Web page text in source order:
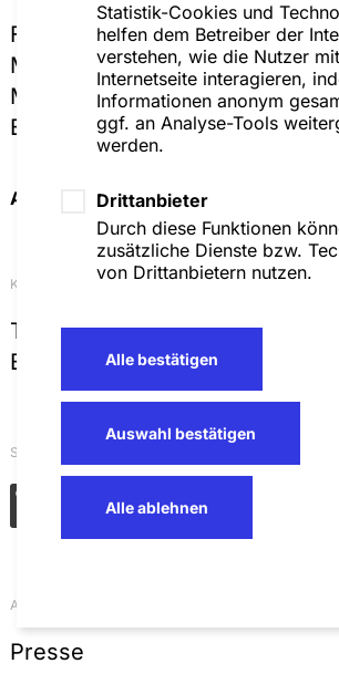
Frankfurt
Mannheim
München
Brüssel
Anfahrt & Kontakt
Kontakt
T
+49 621 4257 0
E
info@sza.de
Soziale Netzwerke
Aktuelles
Presse
Statistik-Cookies und
helfen dem Betreiber der
verstehen, wie die Nutzer
Internetseite interagieren,
Informationen anonym
ggf. an Analyse-Tools
werden.
Drittanbieter
Durch diese Funktionen
zusätzliche Dienste bzw.
von Drittanbietern nutzen.
Alle bestätigen
Auswahl bestätigen
Alle ablehnen